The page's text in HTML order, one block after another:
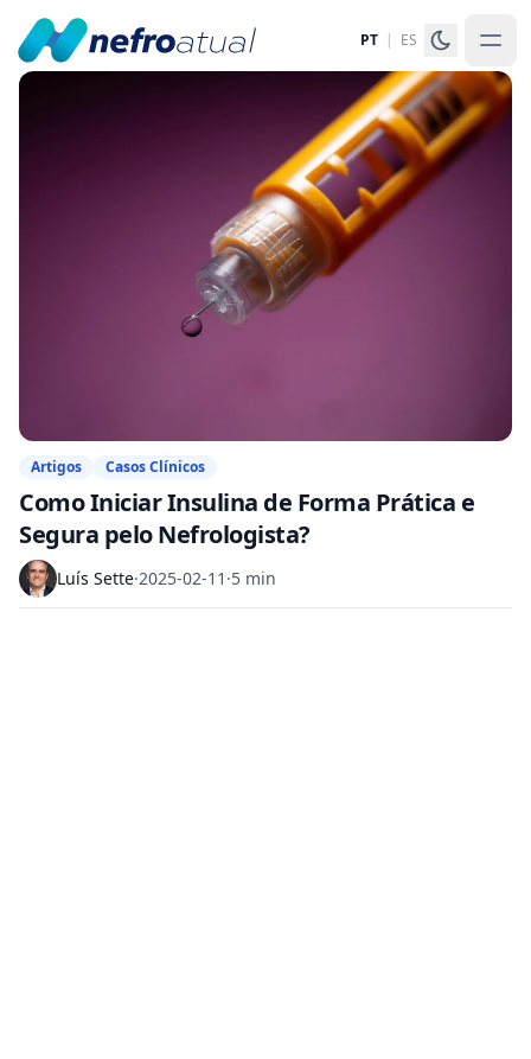
PT | ES
Artigos Casos Clínicos
Como Iniciar Insulina de Forma Prática e
Segura pelo Nefrologista?
Luís Sette·2025-02-11 ·5 min